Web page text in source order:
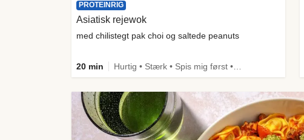
PROTEINRIG
Asiatisk rejewok
med chilistegt pak choi og saltede peanuts
20 min